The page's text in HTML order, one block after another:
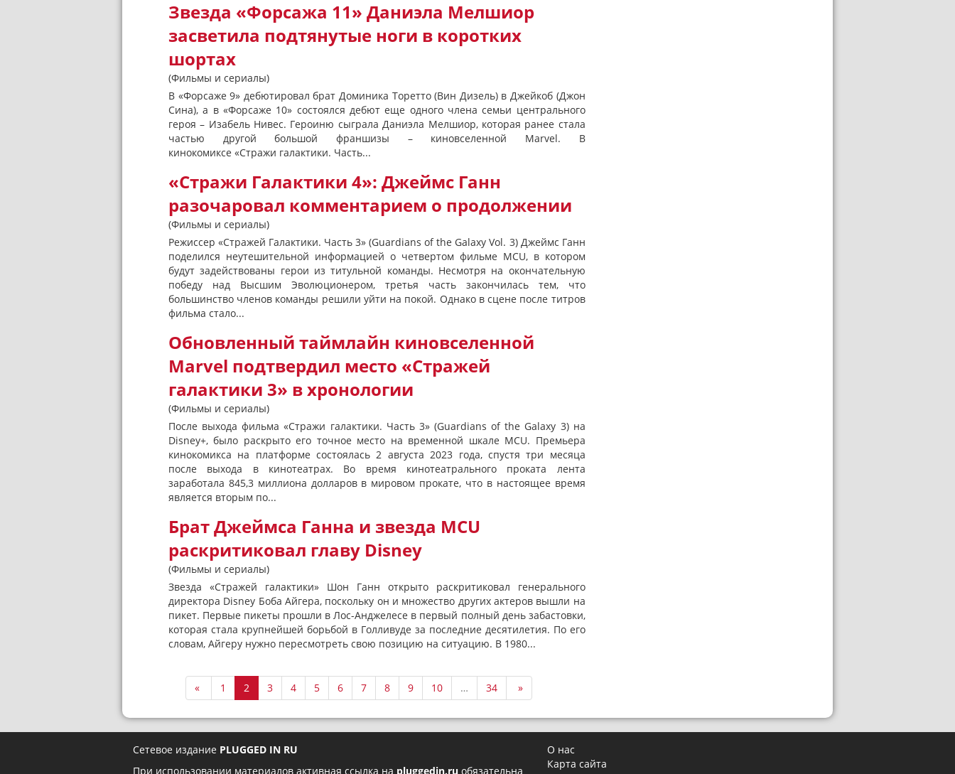
Звезда «Форсажа 11» Даниэла Мелшиор
засветила подтянутые ноги в коротких
шортах
(Фильмы и сериалы)
В «Форсаже 9» дебютировал брат Доминика Торетто (Вин Дизель) в Джейкоб (Джон
Сина), а в «Форсаже 10» состоялся дебют еще одного члена семьи центрального
героя – Изабель Нивес. Героиню сыграла Даниэла Мелшиор, которая ранее стала
частью другой большой франшизы – киновселенной Marvel. В
кинокомиксе «Стражи галактики. Часть...
«Стражи Галактики 4»: Джеймс Ганн
разочаровал комментарием о продолжении
(Фильмы и сериалы)
Режиссер «Стражей Галактики. Часть 3» (Guardians of the Galaxy Vol. 3) Джеймс Ганн
поделился неутешительной информацией о четвертом фильме MCU, в котором
будут задействованы герои из титульной команды. Несмотря на окончательную
победу над Высшим Эволюционером, третья часть закончилась тем, что
большинство членов команды решили уйти на покой. Однако в сцене после титров
фильма стало...
Обновленный таймлайн киновселенной
Marvel подтвердил место «Стражей
галактики 3» в хронологии
(Фильмы и сериалы)
После выхода фильма «Стражи галактики. Часть 3» (Guardians of the Galaxy 3) на
Disney+, было раскрыто его точное место на временной шкале MCU. Премьера
кинокомикса на платформе состоялась 2 августа 2023 года, спустя три месяца
после выхода в кинотеатрах. Во время кинотеатрального проката лента
заработала 845,3 миллиона долларов в мировом прокате, что в настоящее время
является вторым по...
Брат Джеймса Ганна и звезда MCU
раскритиковал главу Disney
(Фильмы и сериалы)
Звезда «Стражей галактики» Шон Ганн открыто раскритиковал генерального
директора Disney Боба Айгера, поскольку он и множество других актеров вышли на
пикет. Первые пикеты прошли в Лос-Анджелесе в первый полный день забастовки,
которая стала крупнейшей борьбой в Голливуде за последние десятилетия. По его
словам, Айгеру нужно пересмотреть свою позицию на ситуацию. В 1980...
« 1 2 3 4 5 6 7 8 9 10 … 34 »
Сетевое издание PLUGGED IN RU
При использовании материалов активная ссылка на pluggedin.ru обязательна
О нас
Карта сайта